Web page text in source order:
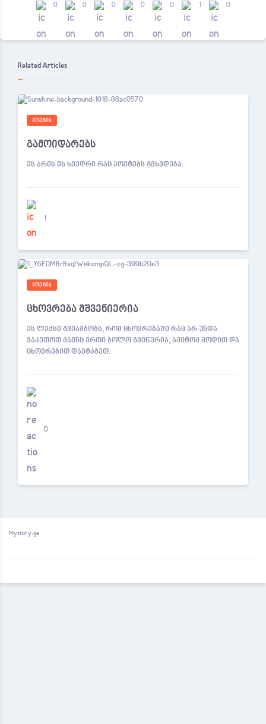
0
0 0 0 0 1 0
Related Articles
ᲞᲝᲔᲖᲘᲐ
გამოიდარებს
ეს არის ის ხვედრი რაც პოეტებს გვხვდება.
1
ᲞᲝᲔᲖᲘᲐ
ცხოვრება მშვენიერია
ეს ლექსი გვიამბობს, რომ ცხოვრებაში რაც არ უნდა
ვაკეთოთ მაინც ერთი ბოლო გვიწერია, ამიტომ მოდით და
ცხოვრებით დავტკბეთ.
0
Mystory.ge